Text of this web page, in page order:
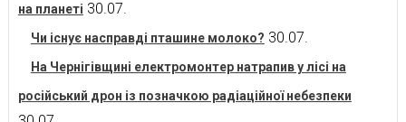
на планеті 30.07.
Чи існує насправді пташине молоко? 30.07.
На Чернігівщині електромонтер натрапив у лісі на
російський дрон із позначкою радіаційної небезпеки